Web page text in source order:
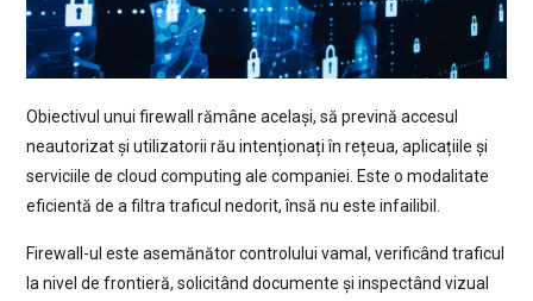
Obiectivul unui firewall rămâne același, să prevină accesul
neautorizat și utilizatorii rău intenționați în rețeua, aplicațiile și
serviciile de cloud computing ale companiei. Este o modalitate
eficientă de a filtra traficul nedorit, însă nu este infailibil.
Firewall-ul este asemănător controlului vamal, verificând traficul
la nivel de frontieră, solicitând documente și inspectând vizual